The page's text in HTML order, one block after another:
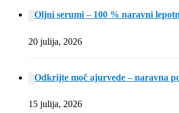
Oljni serumi – 100 % naravni
20 julija, 2026
Odkrijte moč ajurvede – naravna
15 julija, 2026